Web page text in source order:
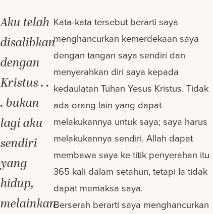
Aku telah
disalibkan
dengan
Kristus . .
. bukan
lagi aku
sendiri
yang
hidup,
melainkan
Kata-kata tersebut berarti saya
menghancurkan kemerdekaan saya
dengan tangan saya sendiri dan
menyerahkan diri saya kepada
kedaulatan Tuhan Yesus Kristus. Tidak
ada orang lain yang dapat
melakukannya untuk saya; saya harus
melakukannya sendiri. Allah dapat
membawa saya ke titik penyerahan itu
365 kali dalam setahun, tetapi Ia tidak
dapat memaksa saya.
Berserah berarti saya menghancurkan